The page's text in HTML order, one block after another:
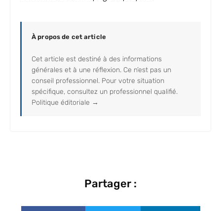
À propos de cet article
Cet article est destiné à des informations
générales et à une réflexion. Ce n’est pas un
conseil professionnel. Pour votre situation
spécifique, consultez un professionnel qualifié.
Politique éditoriale →
Partager :